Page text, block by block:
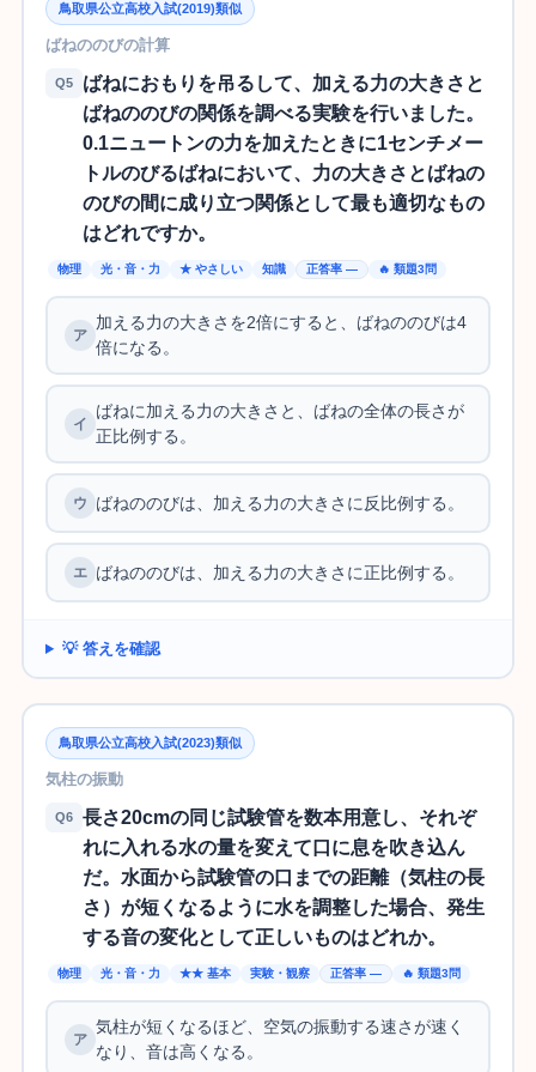
鳥取県公立高校入試(2019)類似
ばねののびの計算
Q5
ばねにおもりを吊るして、加える力の大きさと
ばねののびの関係を調べる実験を行いました。
0.1ニュートンの力を加えたときに1センチメー
トルのびるばねにおいて、力の大きさとばねの
のびの間に成り立つ関係として最も適切なもの
はどれですか。
物理 光・音・力 ★ やさしい 知識 正答率 — 🔥 類題3問
加える力の大きさを2倍にすると、ばねののびは4
倍になる。
ばねに加える力の大きさと、ばねの全体の長さが
正比例する。
ばねののびは、加える力の大きさに反比例する。
ばねののびは、加える力の大きさに正比例する。
💡 答えを確認
鳥取県公立高校入試(2023)類似
気柱の振動
Q6
長さ20cmの同じ試験管を数本用意し、それぞ
れに入れる水の量を変えて口に息を吹き込ん
だ。水面から試験管の口までの距離（気柱の長
さ）が短くなるように水を調整した場合、発生
する音の変化として正しいものはどれか。
物理 光・音・力 ★★ 基本 実験・観察 正答率 — 🔥 類題3問
気柱が短くなるほど、空気の振動する速さが速く
なり、音は高くなる。